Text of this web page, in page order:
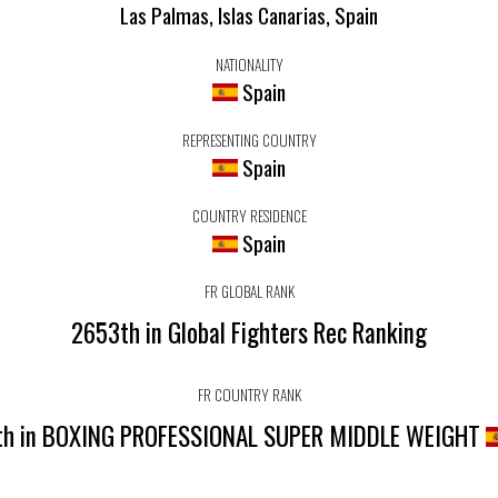
Las Palmas, Islas Canarias, Spain
NATIONALITY
Spain
REPRESENTING COUNTRY
Spain
COUNTRY RESIDENCE
Spain
FR GLOBAL RANK
2653th in Global Fighters Rec Ranking
FR COUNTRY RANK
in BOXING PROFESSIONAL SUPER MIDDLE WEIGHT